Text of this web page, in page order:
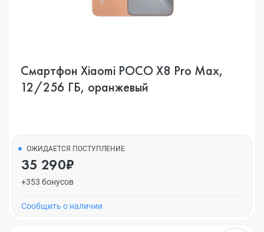
Смартфон Xiaomi POCO X8 Pro Max,
12/256 ГБ, оранжевый
ОЖИДАЕТСЯ ПОСТУПЛЕНИЕ
35 290₽
+353 бонусов
Cообщить о наличии